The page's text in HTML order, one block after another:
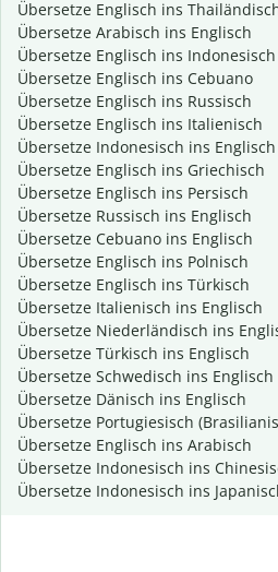
Übersetze Englisch ins
Übersetze Arabisch ins Englisch
Übersetze Englisch ins Indonesisch
Übersetze Englisch ins Cebuano
Übersetze Englisch ins Russisch
Übersetze Englisch ins Italienisch
Übersetze Indonesisch ins Englisch
Übersetze Englisch ins Griechisch
Übersetze Englisch ins Persisch
Übersetze Russisch ins Englisch
Übersetze Cebuano ins Englisch
Übersetze Englisch ins Polnisch
Übersetze Englisch ins Türkisch
Übersetze Italienisch ins Englisch
Übersetze Niederländisch ins
Übersetze Türkisch ins Englisch
Übersetze Schwedisch ins Englisch
Übersetze Dänisch ins Englisch
Übersetze Portugiesisch
Übersetze Englisch ins Arabisch
Übersetze Indonesisch ins
Übersetze Indonesisch ins